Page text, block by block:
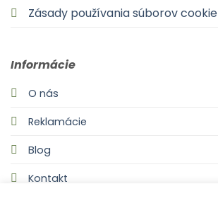
Zásady používania súborov cookie
Informácie
O nás
Reklamácie
Blog
Kontakt